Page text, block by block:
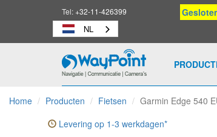
Tel:+32-11-426399
NL
Waypoint
-
naar
homepage
Home Producten Fietsen
Garmin Edge 540
Levering op 1-3 werkdagen*